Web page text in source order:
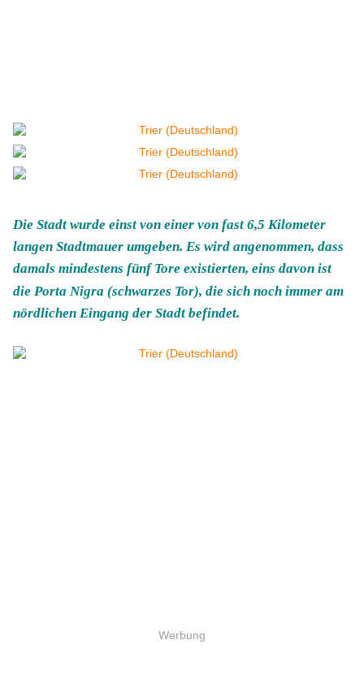
Die Stadt wurde einst von einer von fast 6,5 Kilometer
langen Stadtmauer umgeben. Es wird angenommen, dass
damals mindestens fünf Tore existierten, eins davon ist
die Porta Nigra (schwarzes Tor), die sich noch immer am
nördlichen Eingang der Stadt befindet.
Werbung